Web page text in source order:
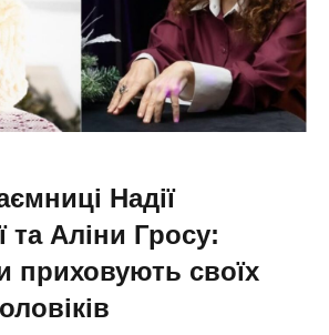
Надії
та Аліни Гросу:
приховують своїх